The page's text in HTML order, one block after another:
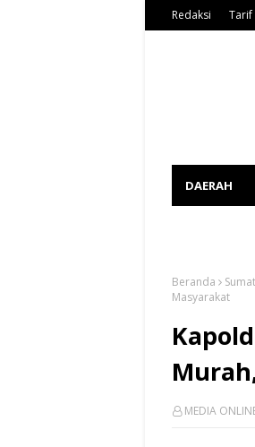
Redaksi Tarif
DAERAH
Beranda
Masyarakat
MEDIA